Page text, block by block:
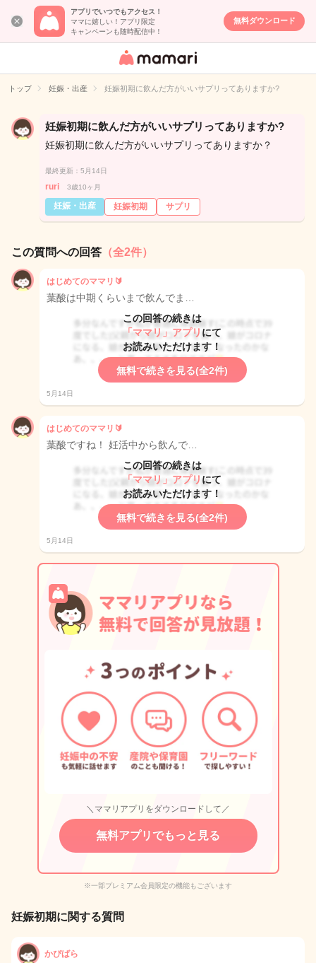
アプリでいつでもアクセス！
ママに嬉しい！アプリ限定
キャンペーンも随時配信中！
無料ダウンロード
女性専用匿名QA
イト
トップ 妊娠・出産 妊娠初期に飲んだ方がいいサプリってありますか?
妊娠初期に飲んだ方がいいサプリってありますか?
妊娠初期に飲んだ方がいいサプリってありますか？
最終更新：5月14日
ruri 3歳10ヶ月
妊娠・出産 妊娠初期 サプリ
この質問への回答 （全2件）
はじめてのママリ🔰
葉酸は中期くらいまで飲んでま…
この回答の続きは
「ママリ」アプリ にて
お読みいただけます！
無料で続きを見る(全2件)
5月14日
はじめてのママリ🔰
葉酸ですね！ 妊活中から飲んで…
この回答の続きは
「ママリ」アプリ にて
お読みいただけます！
無料で続きを見る(全2件)
5月14日
＼ママリアプリをダウンロードして／
無料アプリでもっと見る
※一部プレミアム会員限定の機能もございます
妊娠初期に関する質問
かぴばら